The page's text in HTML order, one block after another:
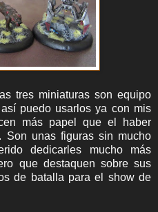
tres miniaturas son equipo
puedo usarlos ya con mis
más papel que el haber
Son unas figuras sin mucho
dedicarles mucho más
que destaquen sobre sus
de batalla para el show de